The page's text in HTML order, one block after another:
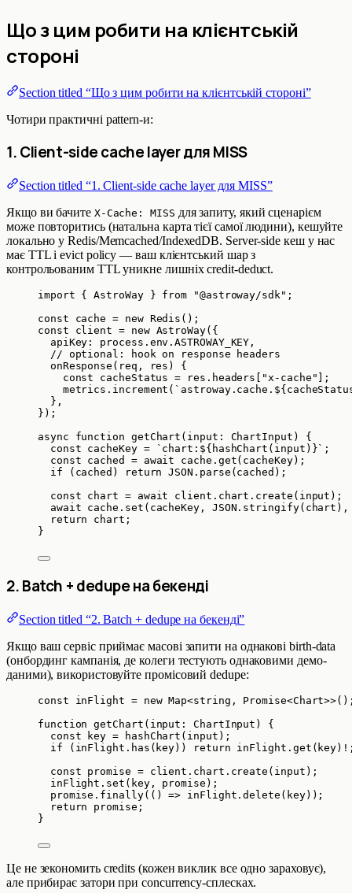
Що з цим робити на клієнтській
стороні
Section titled “Що з цим робити на клієнтській стороні”
Чотири практичні pattern-и:
1. Client-side cache layer для MISS
Section titled “1. Client-side cache layer для MISS”
Якщо ви бачите X-Cache: MISS для запиту, який сценарієм
може повторитись (натальна карта тієї самої людини), кешуйте
локально у Redis/Memcached/IndexedDB. Server-side кеш у нас
має TTL і evict policy — ваш клієнтський шар з
контрольованим TTL уникне лишніх credit-deduct.
import { AstroWay } from "@astroway/sdk " ;
const cache = new Redis ();
const client = new AstroWay( {
apiKey: process . env .ASTROWAY_KEY ,
// optional: hook on response headers
onResponse ( req , res )
{
const
cacheStatus = res . headers [ " x-cache " ] ;
metrics . increment ( ` astroway.cache. ${
},
} );
async
function getChart ( input : ChartInput )
{
const cacheKey = ` chart: ${ hashChart (input) }` ;
const cached = await cache . get(cacheKey);
if (cached) return JSON . parse (cached);
const chart = await client . chart . create (input);
await cache . set (cacheKey, JSON . stringify(chart) ,
return chart;
}
2. Batch + dedupe на бекенді
Section titled “2. Batch + dedupe на бекенді”
Якщо ваш сервіс приймає масові запити на однакові birth-data
(онбординг кампанія, де колеги тестують однаковими демо-
даними), використовуйте промісовий dedupe:
const inFlight = new Map<string , Promise<Chart>>
function
getChart ( input : ChartInput )
{
const
key = hashChart (input);
if (inFlight . has (key)) return inFlight . get (key) !
const promise = client . chart . create (input);
inFlight . set (key,
promise);
promise . finally( () => inFlight .delete (key));
return promise;
}
Це не зекономить credits (кожен виклик все одно зараховує),
але прибирає затори при concurrency-сплесках.